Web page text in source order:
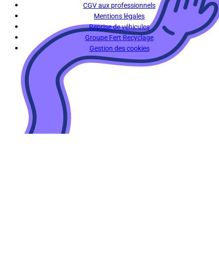
CGV aux professionnels
Mentions légales
Reprise de véhicules
Groupe Fert Recyclage
Gestion des cookies